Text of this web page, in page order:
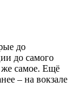
до
до самого
же самое. Ещё
– на вокзале